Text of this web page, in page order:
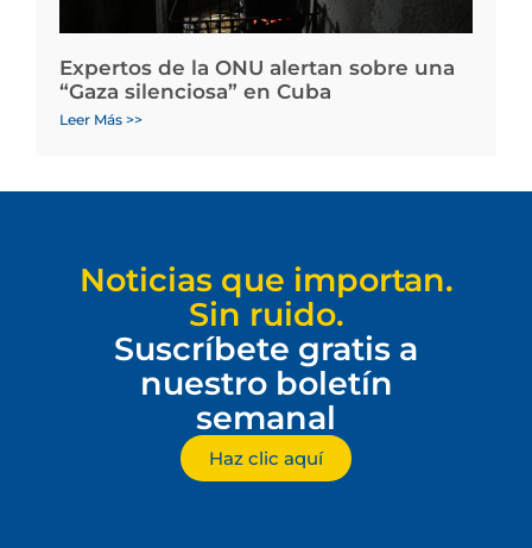
Expertos de la ONU alertan sobre una
“Gaza silenciosa” en Cuba
Leer Más >>
Noticias que importan.
Sin ruido.
Suscríbete gratis a
nuestro boletín
semanal
Haz clic aquí